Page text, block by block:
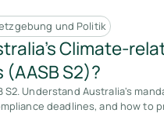
und Politik
Climate-
S2)?
S2. Understand Australia's
deadlines, and how to